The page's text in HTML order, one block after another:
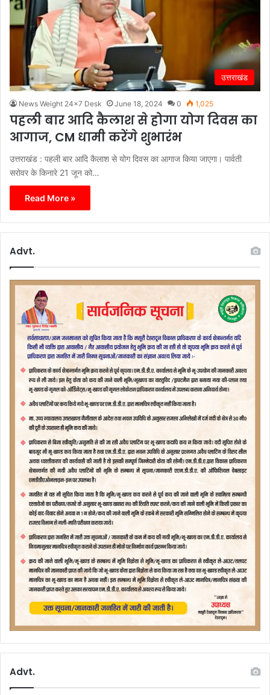
उत्तराखंड
News Weight 24x7 Desk June 18, 2024 0 1,025
पहली बार आदि कैलाश से होगा योग दिवस का
आगाज, CM धामी करेंगे शुभारंभ
उत्तराखंड : पहली बार आदि कैलाश से योग दिवस का आगाज किया जाएगा। पार्वती
सरोवर के किनारे 21 जून को…
Read More »
Advt.
Advt.